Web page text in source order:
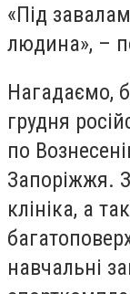
«Під
людина», –
Нагадаємо,
грудня
по
Запоріжжя.
клініка, а
навчальні